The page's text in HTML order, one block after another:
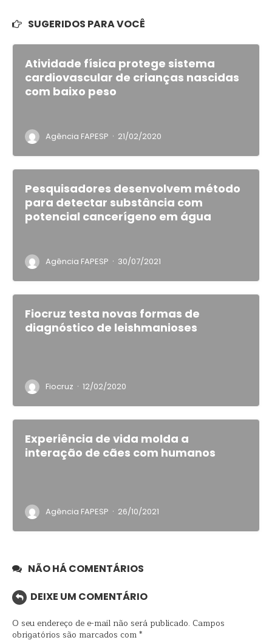
SUGERIDOS PARA VOCÊ
Atividade física protege sistema
cardiovascular de crianças nascidas
com baixo peso
Agência FAPESP · 21/02/2020
Pesquisadores desenvolvem método
para detectar substância com
potencial cancerígeno em água
Agência FAPESP · 30/07/2021
Fiocruz testa novas formas de
diagnóstico de leishmanioses
Fiocruz · 12/02/2020
Experiência de vida molda a
interação de cães com humanos
Agência FAPESP · 26/10/2021
NÃO HÁ COMENTÁRIOS
DEIXE UM COMENTÁRIO
O seu endereço de e-mail não será publicado. Campos
obrigatórios são marcados com*